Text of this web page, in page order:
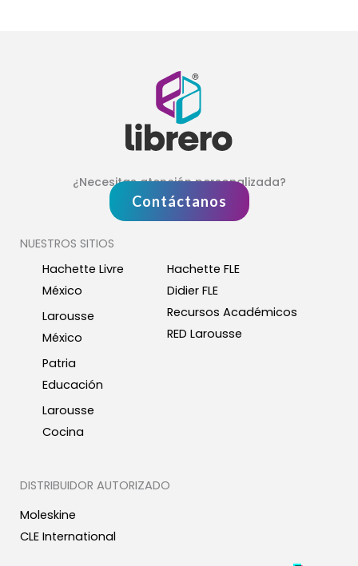
¿Necesitas atención personalizada?
Contáctanos
NUESTROS SITIOS
Hachette Livre
México
Larousse
México
Patria
Educación
Larousse
Cocina
Hachette FLE
Didier FLE
Recursos Académicos
RED Larousse
DISTRIBUIDOR AUTORIZADO
Moleskine
CLE International